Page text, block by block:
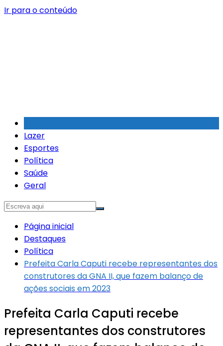
Ir para o conteúdo
Lazer
Esportes
Política
Saúde
Geral
Página inicial
Destaques
Política
Prefeita Carla Caputi recebe representantes dos
construtores da GNA II, que fazem balanço de
ações sociais em 2023
Prefeita Carla Caputi recebe
representantes dos construtores